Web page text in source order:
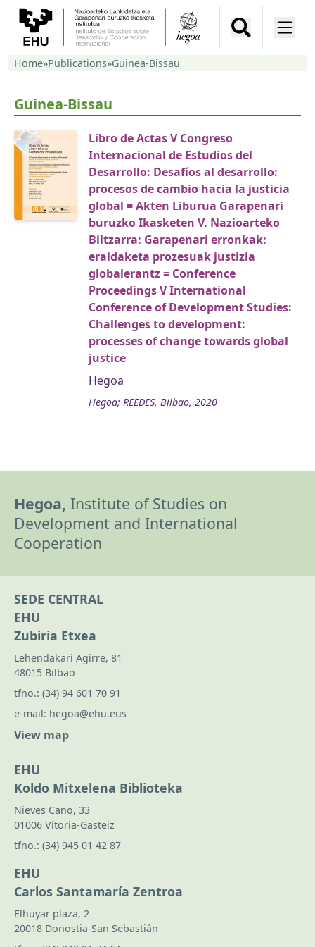
Home»Publications»Guinea-Bissau
Guinea-Bissau
Libro de Actas V Congreso
Internacional de Estudios del
Desarrollo: Desafíos al desarrollo:
procesos de cambio hacia la justicia
global = Akten Liburua Garapenari
buruzko Ikasketen V. Nazioarteko
Biltzarra: Garapenari erronkak:
eraldaketa prozesuak justizia
globalerantz = Conference
Proceedings V International
Conference of Development Studies:
Challenges to development:
processes of change towards global
justice
Hegoa
Hegoa; REEDES, Bilbao, 2020
Hegoa, Institute of Studies on
Development and International
Cooperation
SEDE CENTRAL
EHU
Zubiria Etxea
Lehendakari Agirre, 81
48015 Bilbao
tfno.: (34) 94 601 70 91
e-mail: hegoa@ehu.eus
View map
EHU
Koldo Mitxelena Biblioteka
Nieves Cano, 33
01006 Vitoria-Gasteiz
tfno.: (34) 945 01 42 87
EHU
Carlos Santamaría Zentroa
Elhuyar plaza, 2
20018 Donostia-San Sebastián